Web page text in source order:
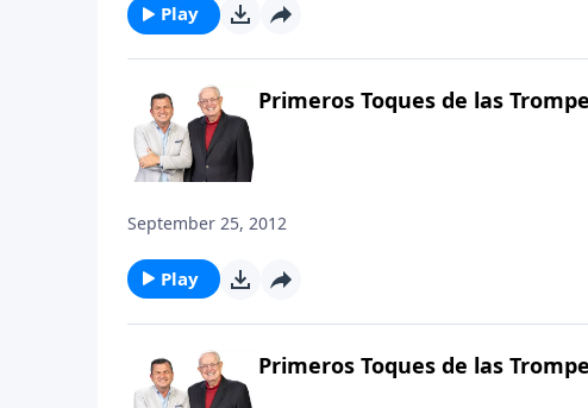
Play
Primeros Toques de las
September 25, 2012
Play
Primeros Toques de las